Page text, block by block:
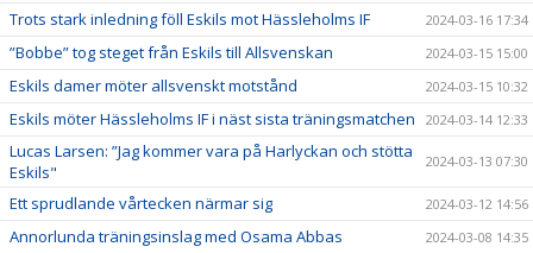
Trots stark inledning föll Eskils mot Hässleholms IF 2024-03-16 17:34
”Bobbe” tog steget från Eskils till Allsvenskan 2024-03-15 15:00
Eskils damer möter allsvenskt motstånd 2024-03-15 10:32
Eskils möter Hässleholms IF i näst sista träningsmatchen 2024-03-14 12:33
Lucas Larsen: ”Jag kommer vara på Harlyckan och stötta
Eskils"
2024-03-13 07:30
Ett sprudlande vårtecken närmar sig 2024-03-12 14:56
Annorlunda träningsinslag med Osama Abbas 2024-03-08 14:35